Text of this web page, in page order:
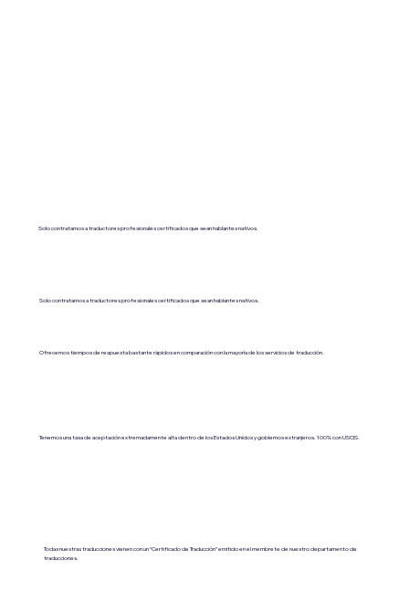
Solo contratamos a traductores profesionales certificados que sean hablantes nativos.
Solo contratamos a traductores profesionales certificados que sean hablantes nativos.
Ofrecemos tiempos de respuesta bastante rápidos en comparación con la mayoría de los servicios de traducción.
Tenemos una tasa de aceptación extremadamente alta dentro de los Estados Unidos y gobiernos extranjeros. 100% con USCIS.
Todas nuestras traducciones vienen con un “Certificado de Traducción” emitido en el membrete de nuestro departamento de
traducciones.